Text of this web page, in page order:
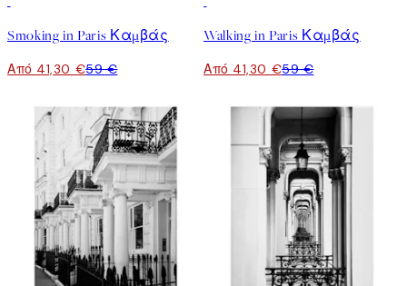
Smoking in Paris Καμβάς
Από 41,30 €59 €
Walking in Paris Καμβάς
Από 41,30 €59 €